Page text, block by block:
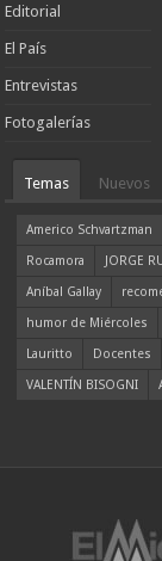
Editorial
El País
Entrevistas
Fotogalerías
Temas Nuevos
Americo Schvartzman
Rocamora
JORGE
Aníbal Gallay
humor de Miércoles
Lauritto
Docentes
VALENTÍN BISOGNI